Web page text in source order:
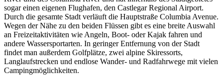
sogar einen eigenen Flughafen, den Castlegar Regional Airport.
Durch die gesamte Stadt verläuft die Hauptstraße Columbia Avenue.
Wegen der Nähe zu den beiden Flüssen gibt es eine breite Auswahl
an Freizeitaktivitäten wie Angeln, Boot- oder Kajak fahren und
andere Wassersportarten. In geringer Entfernung von der Stadt
findet man außerdem Golfplätze, zwei alpine Skiressorts,
Langlaufstrecken und endlose Wander- und Radfahrwege mit vielen
Campingmöglichkeiten.